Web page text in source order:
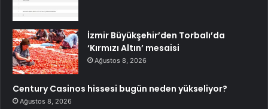
İzmir Büyükşehir’den Torbalı’da
‘Kırmızı Altın’ mesaisi
Ağustos 8, 2026
Century Casinos hissesi bugün neden yükseliyor?
Ağustos 8, 2026